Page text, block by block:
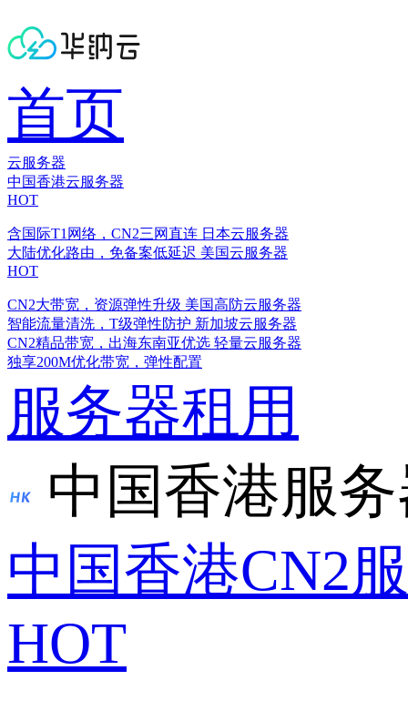
首页
云服务器
中国香港云服务器
HOT
含国际T1网络，CN2三网直连 日本云服务器
大陆优化路由，免备案低延迟 美国云服务器
HOT
CN2大带宽，资源弹性升级 美国高防云服务器
智能流量清洗，T级弹性防护 新加坡云服务器
CN2精品带宽，出海东南亚优选 轻量云服务器
独享200M优化带宽，弹性配置
服务器租用
中国香港服
中国香港CN2
HOT